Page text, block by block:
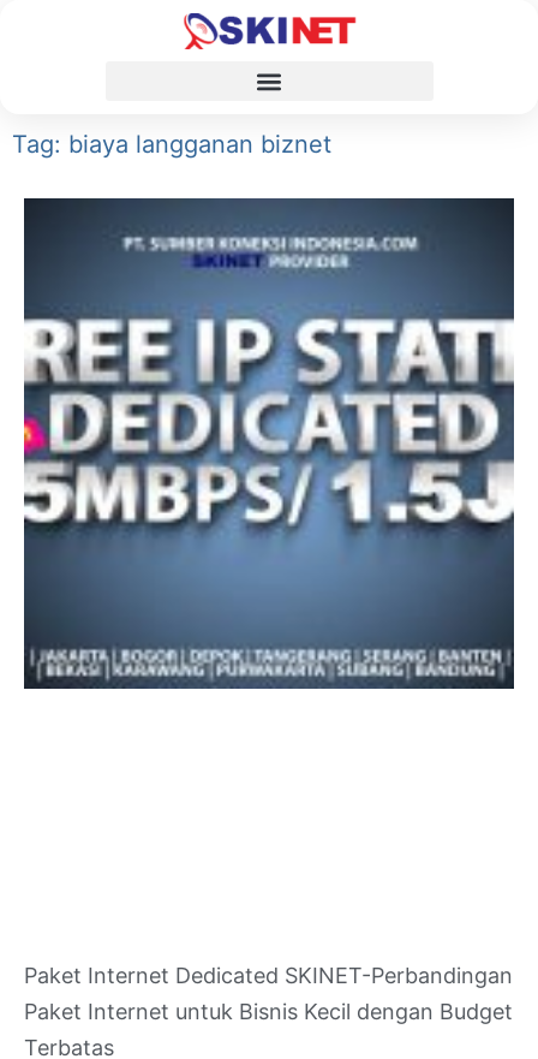
Tag: biaya langganan biznet
Paket Internet Dedicated SKINET-Perbandingan
Paket Internet untuk Bisnis Kecil dengan Budget
Terbatas